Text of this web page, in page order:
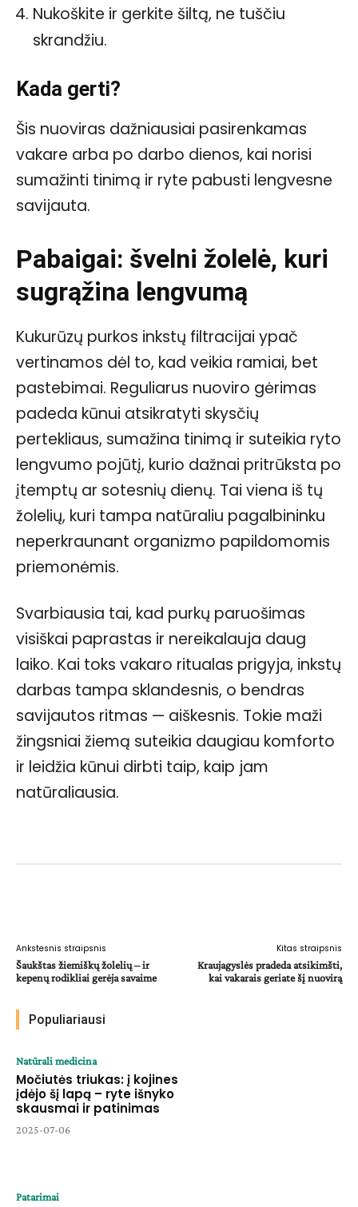
Nukoškite ir gerkite šiltą, ne tuščiu
skrandžiu.
Kada gerti?
Šis nuoviras dažniausiai pasirenkamas
vakare arba po darbo dienos, kai norisi
sumažinti tinimą ir ryte pabusti lengvesne
savijauta.
Pabaigai: švelni žolelė, kuri
sugrąžina lengvumą
Kukurūzų purkos inkstų filtracijai ypač
vertinamos dėl to, kad veikia ramiai, bet
pastebimai. Reguliarus nuoviro gėrimas
padeda kūnui atsikratyti skysčių
pertekliaus, sumažina tinimą ir suteikia ryto
lengvumo pojūtį, kurio dažnai pritrūksta po
įtemptų ar sotesnių dienų. Tai viena iš tų
žolelių, kuri tampa natūraliu pagalbininku
neperkraunant organizmo papildomomis
priemonėmis.
Svarbiausia tai, kad purkų paruošimas
visiškai paprastas ir nereikalauja daug
laiko. Kai toks vakaro ritualas prigyja, inkstų
darbas tampa sklandesnis, o bendras
savijautos ritmas — aiškesnis. Tokie maži
žingsniai žiemą suteikia daugiau komforto
ir leidžia kūnui dirbti taip, kaip jam
natūraliausia.
Ankstesnis straipsnis
Šaukštas žiemiškų žolelių – ir
kepenų rodikliai gerėja savaime
Kitas straipsnis
Kraujagyslės pradeda atsikimšti,
kai vakarais geriate šį nuovirą
Populiariausi
Natūrali medicina
Močiutės triukas: į kojines
įdėjo šį lapą – ryte išnyko
skausmai ir patinimas
2025-07-06
Patarimai